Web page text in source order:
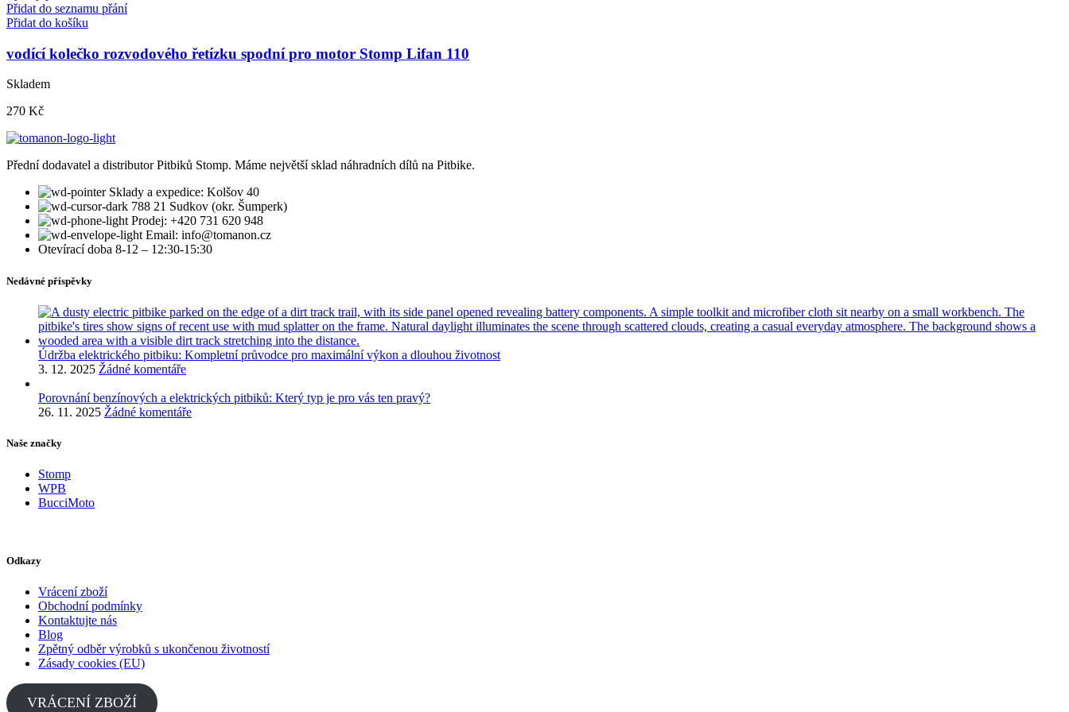
Přidat do seznamu přání
Přidat do košíku
vodící kolečko rozvodového řetízku spodní pro motor Stomp Lifan 110
Skladem
270 Kč
Přední dodavatel a distributor Pitbiků Stomp. Máme největší sklad náhradních dílů na Pitbike.
Sklady a expedice: Kolšov 40
788 21 Sudkov (okr. Šumperk)
Prodej: +420 731 620 948
Email: info@tomanon.cz
Otevírací doba 8-12 – 12:30-15:30
Nedávné příspěvky
Údržba elektrického pitbiku: Kompletní průvodce pro maximální výkon a dlouhou životnost
3. 12. 2025 Žádné komentáře
Porovnání benzínových a elektrických pitbiků: Který typ je pro vás ten pravý?
26. 11. 2025 Žádné komentáře
Naše značky
Stomp
WPB
BucciMoto
Odkazy
Vrácení zboží
Obchodní podmínky
Kontaktujte nás
Blog
Zpětný odběr výrobků s ukončenou životností
Zásady cookies (EU)
VRÁCENÍ ZBOŽÍ